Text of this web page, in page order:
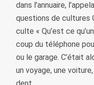
dans l’annuaire,
questions de cultures
culte « Qu’est ce
coup du téléphone
ou le garage. C’était
un voyage, une